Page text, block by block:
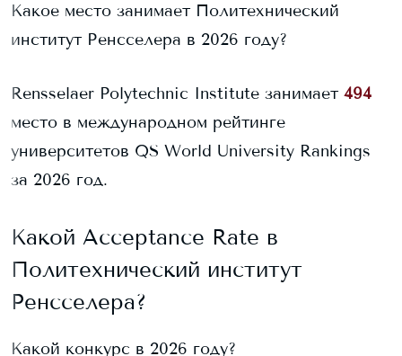
Какое место занимает Политехнический
институт Ренсселера в 2026 году?
Rensselaer Polytechnic Institute занимает 494
место в международном рейтинге
университетов QS World University Rankings
за 2026 год.
Какой Acceptance Rate в
Политехнический институт
Ренсселера?
Какой конкурс в 2026 году?